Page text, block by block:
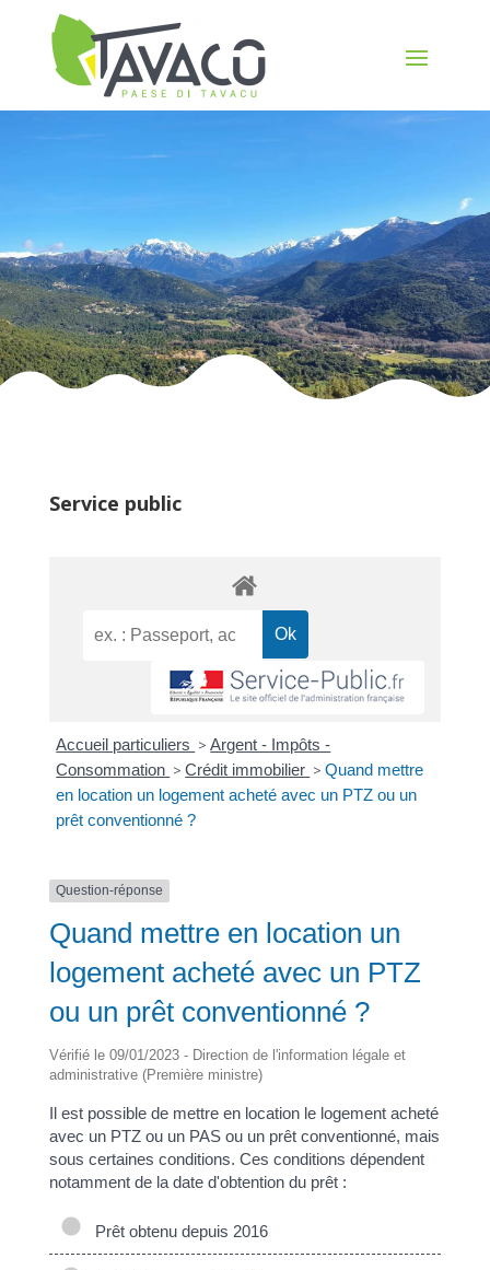
Service public
Accueil particuliers > Argent - Impôts -
Consommation > Crédit immobilier > Quand mettre
en location un logement acheté avec un PTZ ou un
prêt conventionné ?
Question-réponse
Quand mettre en location un
logement acheté avec un PTZ
ou un prêt conventionné ?
Vérifié le 09/01/2023 - Direction de l'information légale et
administrative (Première ministre)
Il est possible de mettre en location le logement acheté
avec un PTZ ou un PAS ou un prêt conventionné, mais
sous certaines conditions. Ces conditions dépendent
notamment de la date d'obtention du prêt :
Prêt obtenu depuis 2016